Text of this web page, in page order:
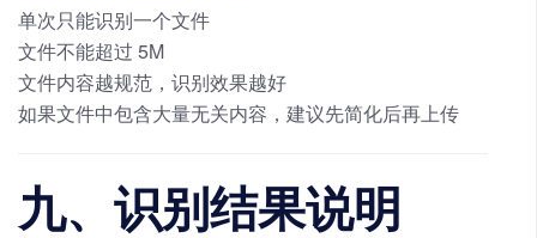
单次只能识别一个文件
文件不能超过 5M
文件内容越规范，识别效果越好
如果文件中包含大量无关内容，建议先简化后再上传
九、识别结果说明